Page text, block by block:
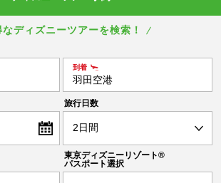
なディズニーツアーを検索！
旅行日数
東京ディズニーリゾート®
パスポート選択
到着
羽田空港